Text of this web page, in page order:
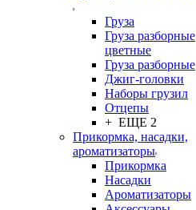
Груза
Груза разборные
цветные
Груза разборные
Джиг-головки
Наборы грузил
Отцепы
+ ЕЩЕ 2
Прикормка, насадки,
ароматизаторы
Прикормка
Насадки
Ароматизаторы